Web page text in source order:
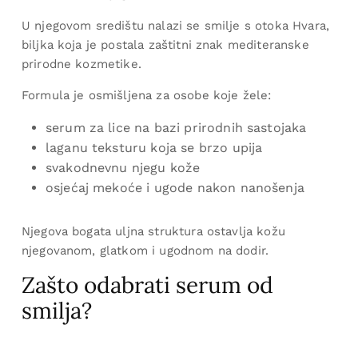
U njegovom središtu nalazi se smilje s otoka Hvara,
biljka koja je postala zaštitni znak mediteranske
prirodne kozmetike.
Formula je osmišljena za osobe koje žele:
serum za lice na bazi prirodnih sastojaka
laganu teksturu koja se brzo upija
svakodnevnu njegu kože
osjećaj mekoće i ugode nakon nanošenja
Njegova bogata uljna struktura ostavlja kožu
njegovanom, glatkom i ugodnom na dodir.
Zašto odabrati serum od
smilja?